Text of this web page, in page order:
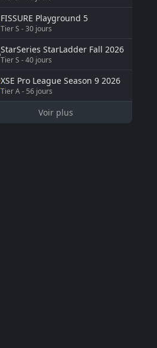
FISSURE Playground 5
TierS -30 jours
StarSeries StarLadder Fall 2026
TierS -40 jours
XSE Pro League Season 9 2026
TierA- 56 jours
Voir plus